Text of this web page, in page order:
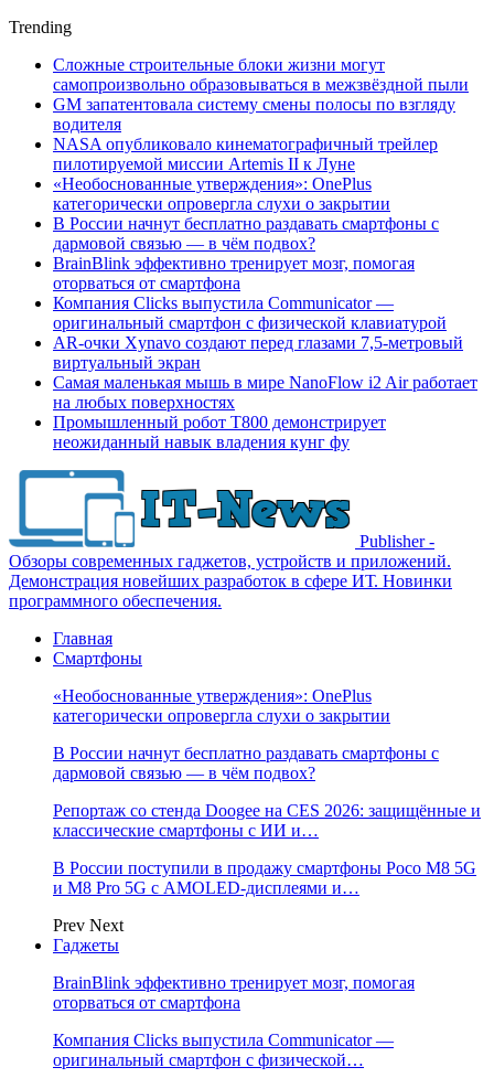
Trending
Сложные строительные блоки жизни могут
самопроизвольно образовываться в межзвёздной пыли
GM запатентовала систему смены полосы по взгляду
водителя
NASA опубликовало кинематографичный трейлер
пилотируемой миссии Artemis II к Луне
«Необоснованные утверждения»: OnePlus
категорически опровергла слухи о закрытии
В России начнут бесплатно раздавать смартфоны с
дармовой связью — в чём подвох?
BrainBlink эффективно тренирует мозг, помогая
оторваться от смартфона
Компания Clicks выпустила Communicator —
оригинальный смартфон с физической клавиатурой
AR-очки Xynavo создают перед глазами 7,5-метровый
виртуальный экран
Самая маленькая мышь в мире NanoFlow i2 Air работает
на любых поверхностях
Промышленный робот Т800 демонстрирует
неожиданный навык владения кунг фу
Publisher -
Обзоры современных гаджетов, устройств и приложений.
Демонстрация новейших разработок в сфере ИТ. Новинки
программного обеспечения.
Главная
Смартфоны
«Необоснованные утверждения»: OnePlus
категорически опровергла слухи о закрытии
В России начнут бесплатно раздавать смартфоны с
дармовой связью — в чём подвох?
Репортаж со стенда Doogee на CES 2026: защищённые и
классические смартфоны с ИИ и…
В России поступили в продажу смартфоны Poco M8 5G
и M8 Pro 5G с AMOLED-дисплеями и…
Prev Next
Гаджеты
BrainBlink эффективно тренирует мозг, помогая
оторваться от смартфона
Компания Clicks выпустила Communicator —
оригинальный смартфон с физической…